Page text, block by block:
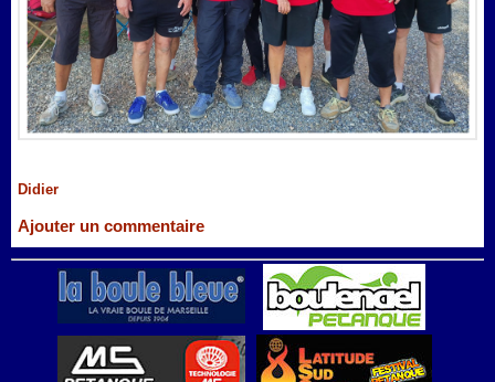
Didier
Ajouter un commentaire